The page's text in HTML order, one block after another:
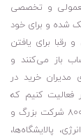
برای کسانی که می‌پرسند روغن آجیپ 220 Agip BLASIA S چند لیتری
موجود است. لطفا توجه
مورد نیاز
معمولی و تخصصی
شده و برای خود
برای یافتن
باز می‌کنند و
خرید در
فعالیت کنیم که
باعث رشد روزافزون مجموعه شد. در همین راستا بیش از 800 شرکت بزرگ و
پالایشگاه‌ها،